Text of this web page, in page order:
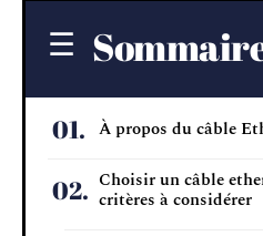
À propos du câble
Choisir un câble
critères à considérer